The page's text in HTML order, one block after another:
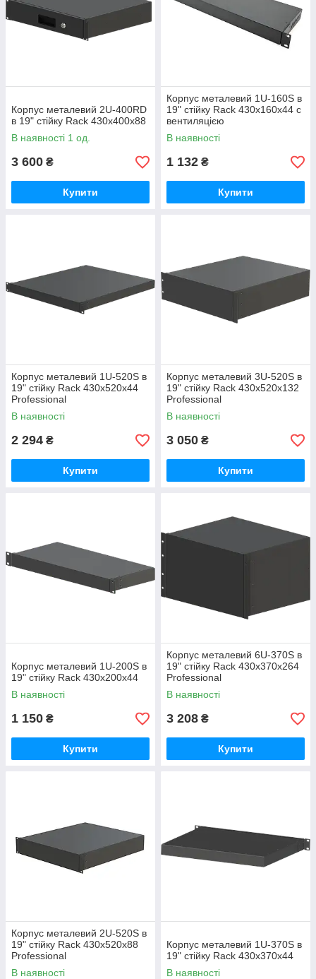
Корпус металевий 2U-400RD
в 19" стійку Rack 430х400х88
В наявності 1 од.
3 600 ₴
Купити
Корпус металевий 1U-160S в
19" стійку Rack 430х160х44 c
вентиляцією
В наявності
1 132 ₴
Купити
Корпус металевий 1U-520S в
19" стійку Rack 430х520х44
Professional
В наявності
2 294 ₴
Купити
Корпус металевий 3U-520S в
19" стійку Rack 430х520х132
Professional
В наявності
3 050 ₴
Купити
Корпус металевий 1U-200S в
19" стійку Rack 430х200х44
В наявності
1 150 ₴
Купити
Корпус металевий 6U-370S в
19" стійку Rack 430х370х264
Professional
В наявності
3 208 ₴
Купити
Корпус металевий 2U-520S в
19" стійку Rack 430х520х88
Professional
В наявності
Корпус металевий 1U-370S в
19" стійку Rack 430х370х44
В наявності